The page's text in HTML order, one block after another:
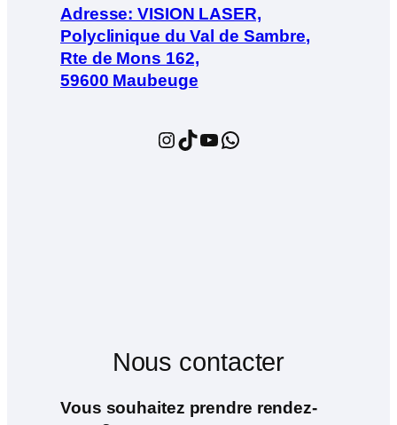
Adresse: VISION LASER,
Polyclinique du Val de Sambre,
Rte de Mons 162,
59600 Maubeuge
Instagram TikTok YouTube WhatsApp
Nous contacter
Vous souhaitez prendre rendez-